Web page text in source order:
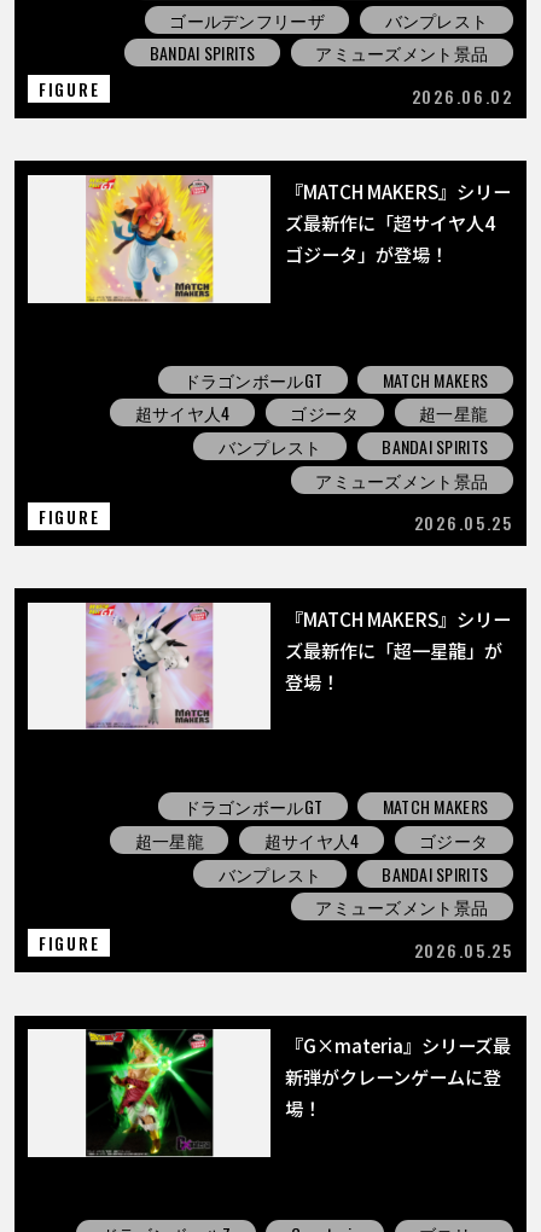
ゴールデンフリーザ
バンプレスト
BANDAI SPIRITS
アミューズメント景品
FIGURE
2026.06.02
『MATCH MAKERS』シリー
ズ最新作に「超サイヤ人4
ゴジータ」が登場！
ドラゴンボールGT
MATCH MAKERS
超サイヤ人4
ゴジータ
超一星龍
バンプレスト
BANDAI SPIRITS
アミューズメント景品
FIGURE
2026.05.25
『MATCH MAKERS』シリー
ズ最新作に「超一星龍」が
登場！
ドラゴンボールGT
MATCH MAKERS
超一星龍
超サイヤ人4
ゴジータ
バンプレスト
BANDAI SPIRITS
アミューズメント景品
FIGURE
2026.05.25
『G×materia』シリーズ最
新弾がクレーンゲームに登
場！